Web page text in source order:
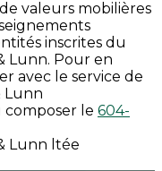
valeurs mobilières
inscrites du
Lunn. Pour en
avec le service de
Lunn
composer le 604-
Lunn ltée